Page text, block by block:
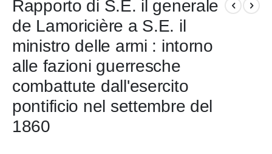
della
galleria
immagini
Rapporto di S.E. il generale
de Lamoricière a S.E. il
ministro delle armi : intorno
alle fazioni guerresche
combattute dall'esercito
pontificio nel settembre del
1860